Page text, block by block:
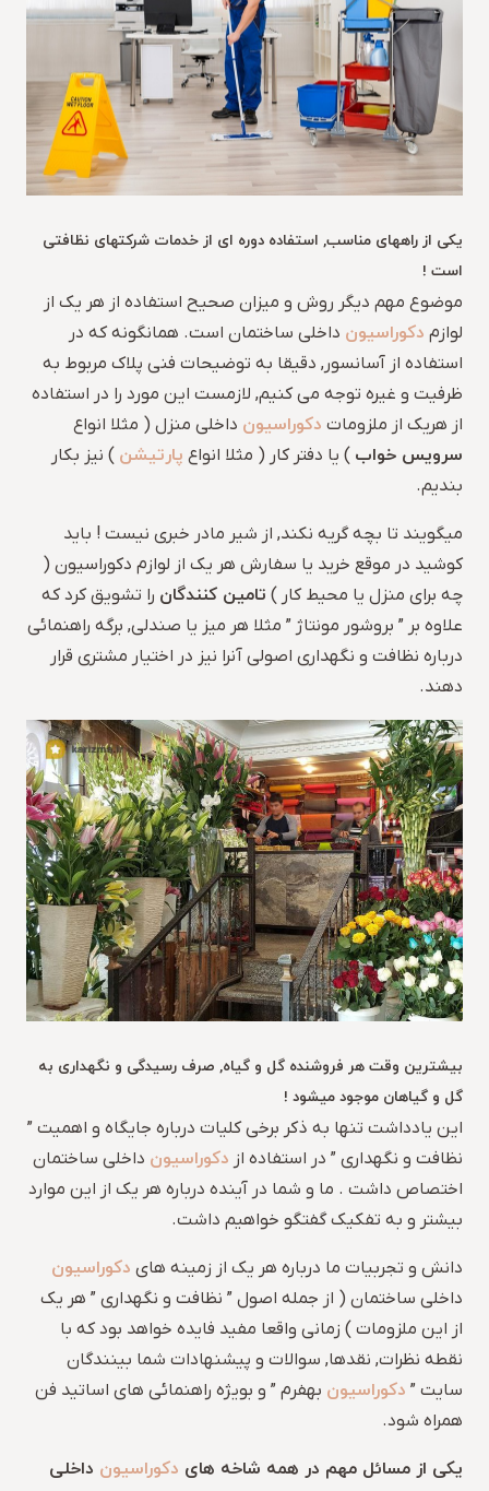
یکی از راههای مناسب, استفاده دوره ای از خدمات شرکتهای نظافتی
است !
موضوع مهم دیگر روش و میزان صحیح استفاده از هر یک از
لوازم دکوراسیون داخلی ساختمان است. همانگونه که در
استفاده از آسانسور, دقیقا به توضیحات فنی پلاک مربوط به
ظرفیت و غیره توجه می کنیم, لازمست این مورد را در استفاده
از هریک از ملزومات دکوراسیون داخلی منزل ( مثلا انواع
سرویس خواب ) یا دفتر کار ( مثلا انواع پارتیشن ) نیز بکار
بندیم.
میگویند تا بچه گریه نکند, از شیر مادر خبری نیست ! باید
کوشید در موقع خرید یا سفارش هر یک از لوازم دکوراسیون (
چه برای منزل یا محیط کار ) تامین کنندگان را تشویق کرد که
علاوه بر ” بروشور مونتاژ ” مثلا هر میز یا صندلی, برگه راهنمائی
درباره نظافت و نگهداری اصولی آنرا نیز در اختیار مشتری قرار
دهند.
بیشترین وقت هر فروشنده گل و گیاه, صرف رسیدگی و نگهداری به
گل و گیاهان موجود میشود !
این یادداشت تنها به ذکر برخی کلیات درباره جایگاه و اهمیت ”
نظافت و نگهداری ” در استفاده از دکوراسیون داخلی ساختمان
اختصاص داشت . ما و شما در آینده درباره هر یک از این موارد
بیشتر و به تفکیک گفتگو خواهیم داشت.
دانش و تجربیات ما درباره هر یک از زمینه های دکوراسیون
داخلی ساختمان ( از جمله اصول ” نظافت و نگهداری ” هر یک
از این ملزومات ) زمانی واقعا مفید فایده خواهد بود که با
نقطه نظرات, نقدها, سوالات و پیشنهادات شما بینندگان
سایت ” دکوراسیون بهفرم ” و بویژه راهنمائی های اساتید فن
همراه شود.
یکی از مسائل مهم در همه شاخه های دکوراسیون داخلی